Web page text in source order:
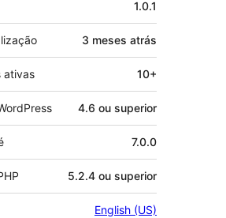
1.0.1
3 meses atrás
ativas 10+
4.6 ou superior
7.0.0
5.2.4 ou superior
English (US)